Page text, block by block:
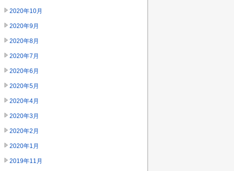
2020年10月
2020年9月
2020年8月
2020年7月
2020年6月
2020年5月
2020年4月
2020年3月
2020年2月
2020年1月
2019年11月